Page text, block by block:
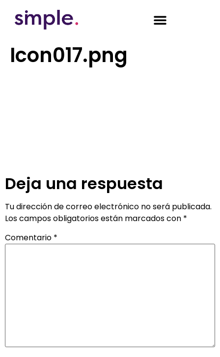
Icon017.png
Deja una respuesta
Tu dirección de correo electrónico no será publicada.
Los campos obligatorios están marcados con *
Comentario *